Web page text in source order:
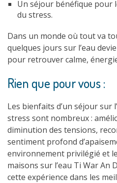
Un séjour bénéfique pour
du stress.
Dans un monde où tout va
quelques jours sur l’eau
pour retrouver calme,
Rien que pour vous :
Les bienfaits d’un séjour sur
stress sont nombreux :
diminution des tensions,
sentiment profond
environnement privilégié et
maisons sur l’eau Ti War
cette expérience dans les